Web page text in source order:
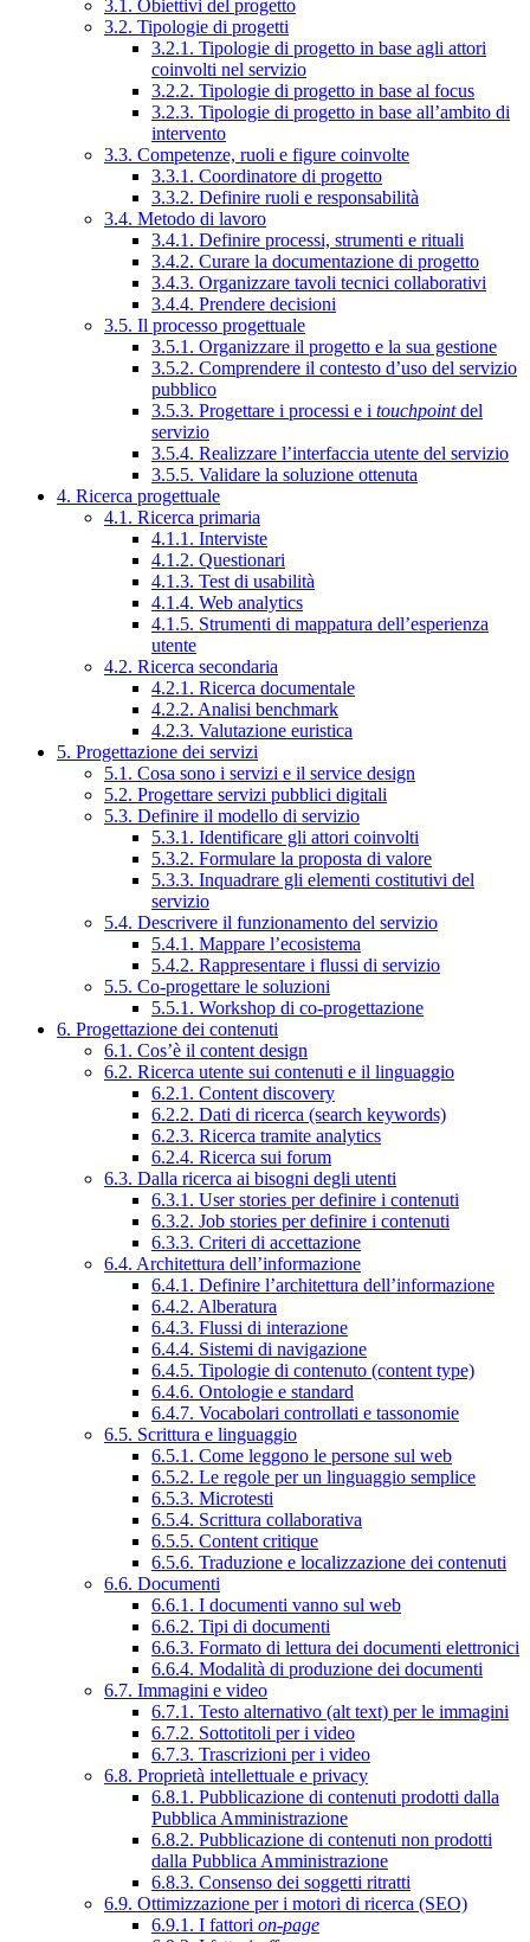
3.1. Obiettivi del progetto
3.2. Tipologie di progetti
3.2.1. Tipologie di progetto in base agli attori
coinvolti nel servizio
3.2.2. Tipologie di progetto in base al focus
3.2.3. Tipologie di progetto in base all’ambito di
intervento
3.3. Competenze, ruoli e figure coinvolte
3.3.1. Coordinatore di progetto
3.3.2. Definire ruoli e responsabilità
3.4. Metodo di lavoro
3.4.1. Definire processi, strumenti e rituali
3.4.2. Curare la documentazione di progetto
3.4.3. Organizzare tavoli tecnici collaborativi
3.4.4. Prendere decisioni
3.5. Il processo progettuale
3.5.1. Organizzare il progetto e la sua gestione
3.5.2. Comprendere il contesto d’uso del servizio
pubblico
3.5.3. Progettare i processi e i touchpointdel
servizio
3.5.4. Realizzare l’interfaccia utente del servizio
3.5.5. Validare la soluzione ottenuta
4. Ricerca progettuale
4.1. Ricerca primaria
4.1.1. Interviste
4.1.2. Questionari
4.1.3. Test di usabilità
4.1.4. Web analytics
4.1.5. Strumenti di mappatura dell’esperienza
utente
4.2. Ricerca secondaria
4.2.1. Ricerca documentale
4.2.2. Analisi benchmark
4.2.3. Valutazione euristica
5. Progettazione dei servizi
5.1. Cosa sono i servizi e il service design
5.2. Progettare servizi pubblici digitali
5.3. Definire il modello di servizio
5.3.1. Identificare gli attori coinvolti
5.3.2. Formulare la proposta di valore
5.3.3. Inquadrare gli elementi costitutivi del
servizio
5.4. Descrivere il funzionamento del servizio
5.4.1. Mappare l’ecosistema
5.4.2. Rappresentare i flussi di servizio
5.5. Co-progettare le soluzioni
5.5.1. Workshop di co-progettazione
6. Progettazione dei contenuti
6.1. Cos’è il content design
6.2. Ricerca utente sui contenuti e il linguaggio
6.2.1. Content discovery
6.2.2. Dati di ricerca (search keywords)
6.2.3. Ricerca tramite analytics
6.2.4. Ricerca sui forum
6.3. Dalla ricerca ai bisogni degli utenti
6.3.1. User stories per definire i contenuti
6.3.2. Job stories per definire i contenuti
6.3.3. Criteri di accettazione
6.4. Architettura dell’informazione
6.4.1. Definire l’architettura dell’informazione
6.4.2. Alberatura
6.4.3. Flussi di interazione
6.4.4. Sistemi di navigazione
6.4.5. Tipologie di contenuto (content type)
6.4.6. Ontologie e standard
6.4.7. Vocabolari controllati e tassonomie
6.5. Scrittura e linguaggio
6.5.1. Come leggono le persone sul web
6.5.2. Le regole per un linguaggio semplice
6.5.3. Microtesti
6.5.4. Scrittura collaborativa
6.5.5. Content critique
6.5.6. Traduzione e localizzazione dei contenuti
6.6. Documenti
6.6.1. I documenti vanno sul web
6.6.2. Tipi di documenti
6.6.3. Formato di lettura dei documenti elettronici
6.6.4. Modalità di produzione dei documenti
6.7. Immagini e video
6.7.1. Testo alternativo (alt text) per le immagini
6.7.2. Sottotitoli per i video
6.7.3. Trascrizioni per i video
6.8. Proprietà intellettuale e privacy
6.8.1. Pubblicazione di contenuti prodotti dalla
Pubblica Amministrazione
6.8.2. Pubblicazione di contenuti non prodotti
dalla Pubblica Amministrazione
6.8.3. Consenso dei soggetti ritratti
6.9. Ottimizzazione per i motori di ricerca (SEO)
6.9.1. I fattori on-page